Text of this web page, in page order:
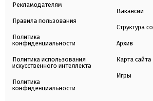
Рекламодателям
Правила пользования
Политика
конфиденциальности
Политика использования
искусственного интеллекта
Политика
конфиденциальности
Вакансии
Структура
Архив
Карта сайта
Игры